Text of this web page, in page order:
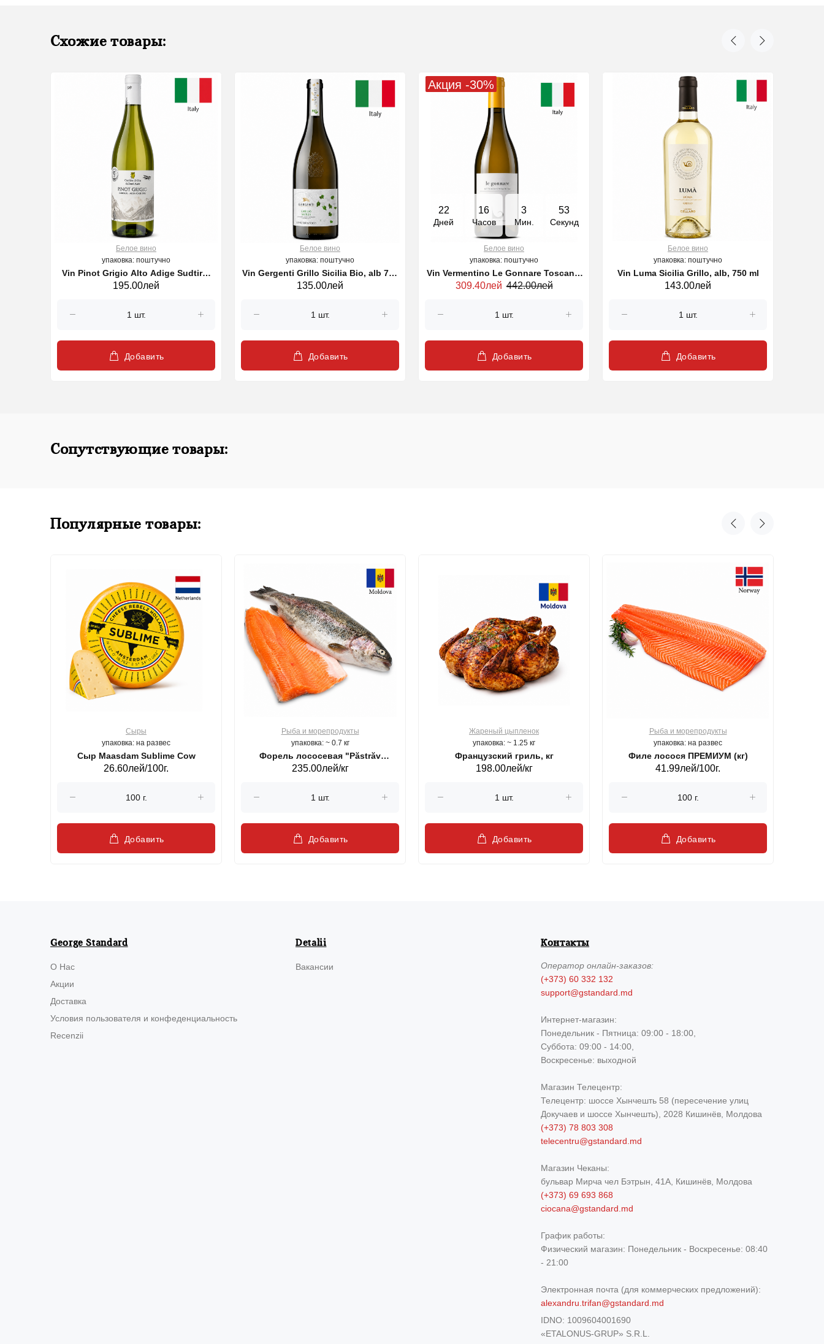
Схожие товары:
Белое вино
упаковка: поштучно
Vin Pinot Grigio Alto Adige Sudtirol
DOC, alb 750 ml
195.00лей
Добавить
Белое вино
упаковка: поштучно
Vin Gergenti Grillo Sicilia Bio, alb 750
ml
135.00лей
Добавить
22
Дней
16
Часов
3
Мин.
52
Секунд
Акция -30%
Белое вино
упаковка: поштучно
Vin Vermentino Le Gonnare Toscana,
alb 750ml
309.40лей 442.00лей
Добавить
Белое вино
упаковка: поштучно
Vin Luma Sicilia Grillo, alb, 750 ml
143.00лей
Добавить
Сопутствующие товары:
Популярные товары:
Сыры
упаковка: на развес
Сыр Maasdam Sublime Cow
26.60лей/100г.
Добавить
Рыба и морепродукты
упаковка: ~ 0.7 кг
Форель лососевая "Păstrăv
Moldovenesc"
235.00лей/кг
Добавить
Жареный цыпленок
упаковка: ~ 1.25 кг
Французский гриль, кг
198.00лей/кг
Добавить
Рыба и морепродукты
упаковка: на развес
Филе лосося ПРЕМИУМ (кг)
41.99лей/100г.
Добавить
George Standard
О Нас
Акции
Доставка
Условия пользователя и конфеденциальность
Recenzii
Detalii
Вакансии
Контакты
Операторонлайн-заказов:
(+373) 60 332 132
support@gstandard.md
Интернет-магазин:
Понедельник - Пятница: 09:00 - 18:00,
Суббота: 09:00 - 14:00,
Воскресенье: выходной
Магазин Телецентр:
Телецентр: шоссе Хынчешть 58 (пересечение улиц
Докучаев и шоссе Хынчешть), 2028 Кишинёв, Молдова
(+373) 78 803 308
telecentru@gstandard.md
Магазин Чеканы:
бульвар Мирча чел Бэтрын, 41A, Кишинёв, Молдова
(+373) 69 693 868
ciocana@gstandard.md
График работы:
Физический магазин: Понедельник - Воскресенье: 08:40
- 21:00
Электронная почта (для коммерческих предложений):
alexandru.trifan@gstandard.md
IDNO: 1009604001690
«ETALONUS-GRUP» S.R.L.